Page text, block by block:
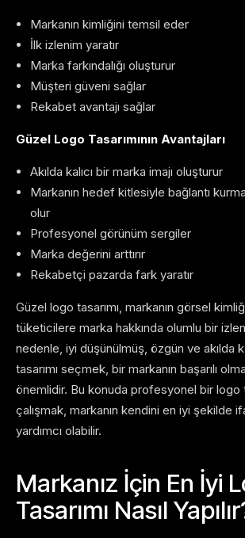
Markanın kimliğini temsil eder
İlk izlenim yaratır
Marka farkındalığı oluşturur
Müşteri güveni sağlar
Rekabet avantajı sağlar
Güzel Logo Tasarımının Avantajları
Akılda kalıcı bir marka imajı oluşturur
Markanın hedef kitlesiyle bağlantı
olur
Profesyonel görünüm sergiler
Marka değerini arttırır
Rekabetçi pazarda fark yaratır
Güzel logo tasarımı, markanın görsel
tüketicilere marka hakkında olumlu bir
nedenle, iyi düşünülmüş, özgün ve akılda
tasarımı seçmek, bir markanın başarılı
önemlidir. Bu konuda profesyonel bir logo
çalışmak, markanın kendini en iyi şekilde
yardımcı olabilir.
Markanız İçin En İyi
Tasarımı Nasıl